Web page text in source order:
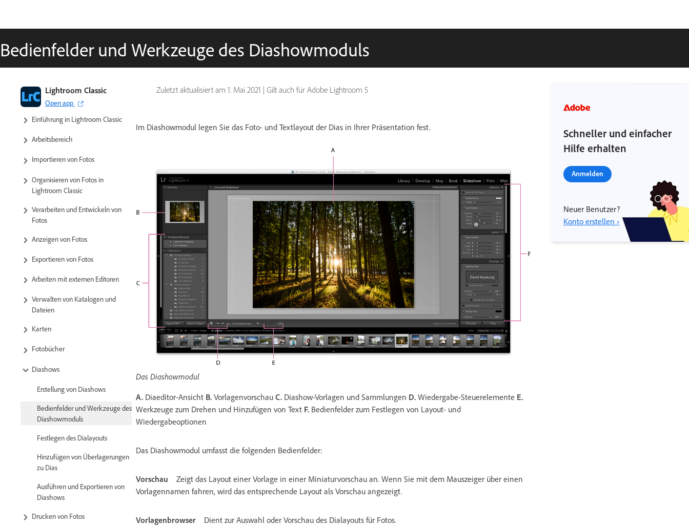
Bedienfelder und Werkzeuge des Diashowmoduls
Zuletzt aktualisiert am 1. Mai 2021 | Gilt auch für Adobe Lightroom 5
Lightroom Classic
Open app
Benutzerhandbuch zu Lightroom
Classic
Einführung in Lightroom Classic
Arbeitsbereich
Importieren von Fotos
Organisieren von Fotos in
Lightroom Classic
Verarbeiten und Entwickeln von
Fotos
Anzeigen von Fotos
Exportieren von Fotos
Arbeiten mit externen Editoren
Verwalten von Katalogen und
Dateien
Karten
Fotobücher
Diashows
Erstellung von Diashows
Bedienfelder und Werkzeuge des
Diashowmoduls
Festlegen des Dialayouts
Hinzufügen von Überlagerungen
zu Dias
Ausführen und Exportieren von
Diashows
Drucken von Fotos
Im Diashowmodul legen Sie das Foto- und Textlayout der Dias in Ihrer Präsentation fest.
Das Diashowmodul
A. Diaeditor-Ansicht B. Vorlagenvorschau C. Diashow-Vorlagen und Sammlungen D. Wiedergabe-Steuerelemente E.
Werkzeuge zum Drehen und Hinzufügen von Text F. Bedienfelder zum Festlegen von Layout- und
Wiedergabeoptionen
Das Diashowmodul umfasst die folgenden Bedienfelder:
Vorschau
Zeigt das Layout einer Vorlage in einer Miniaturvorschau an. Wenn Sie mit dem Mauszeiger über einen
Vorlagennamen fahren, wird das entsprechende Layout als Vorschau angezeigt.
Vorlagenbrowser Dient zur Auswahl oder Vorschau des Dialayouts für Fotos.
Schneller und einfacher
Hilfe erhalten
Anmelden
Neuer Benutzer?
Konto erstellen ›